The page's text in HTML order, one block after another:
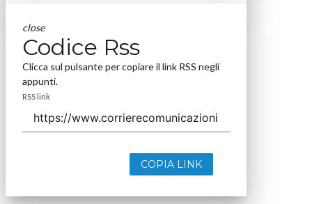
close
Codice Rss
Clicca sul pulsante per copiare il link RSS negli
appunti.
RSS link
COPIA LINK